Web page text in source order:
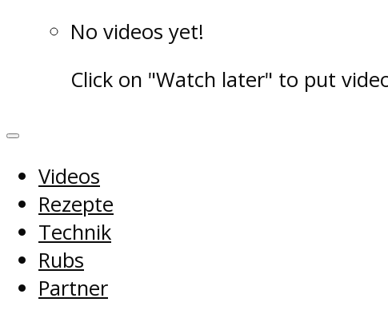
No videos yet!
Click on "Watch later" to put
Videos
Rezepte
Technik
Rubs
Partner